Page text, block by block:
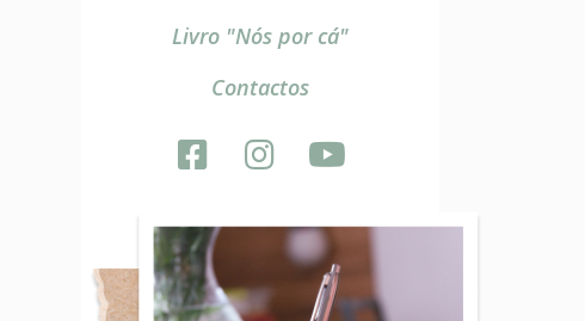
Livro "Nós por cá"
Contactos